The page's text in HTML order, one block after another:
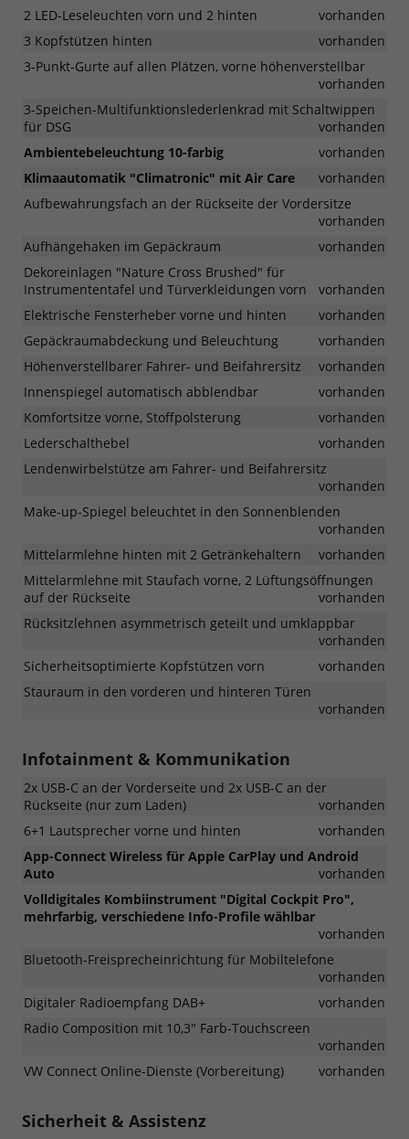
2 LED-Leseleuchten vorn und 2 hinten
vorhanden
3 Kopfstützen hinten
vorhanden
3-Punkt-Gurte auf allen Plätzen, vorne höhenverstellbar
vorhanden
3-Speichen-Multifunktionslederlenkrad mit Schaltwippen
für DSG
vorhanden
Ambientebeleuchtung 10-farbig
vorhanden
Klimaautomatik "Climatronic" mit Air Care
vorhanden
Aufbewahrungsfach an der Rückseite der Vordersitze
vorhanden
Aufhängehaken im Gepäckraum
vorhanden
Dekoreinlagen "Nature Cross Brushed" für
Instrumententafel und Türverkleidungen vorn
vorhanden
Elektrische Fensterheber vorne und hinten
vorhanden
Gepäckraumabdeckung und Beleuchtung
vorhanden
Höhenverstellbarer Fahrer- und Beifahrersitz
vorhanden
Innenspiegel automatisch abblendbar
vorhanden
Komfortsitze vorne, Stoffpolsterung
vorhanden
Lederschalthebel
vorhanden
Lendenwirbelstütze am Fahrer- und Beifahrersitz
vorhanden
Make-up-Spiegel beleuchtet in den Sonnenblenden
vorhanden
Mittelarmlehne hinten mit 2 Getränkehaltern
vorhanden
Mittelarmlehne mit Staufach vorne, 2 Lüftungsöffnungen
auf der Rückseite
vorhanden
Rücksitzlehnen asymmetrisch geteilt und umklappbar
vorhanden
Sicherheitsoptimierte Kopfstützen vorn
vorhanden
Stauraum in den vorderen und hinteren Türen
vorhanden
Infotainment & Kommunikation
2x USB-C an der Vorderseite und 2x USB-C an der
Rückseite (nur zum Laden)
vorhanden
6+1 Lautsprecher vorne und hinten
vorhanden
App-Connect Wireless für Apple CarPlay und Android
Auto
vorhanden
Volldigitales Kombiinstrument "Digital Cockpit Pro",
mehrfarbig, verschiedene Info-Profile wählbar
vorhanden
Bluetooth-Freisprecheinrichtung für Mobiltelefone
vorhanden
Digitaler Radioempfang DAB+
vorhanden
Radio Composition mit 10,3" Farb-Touchscreen
vorhanden
VW Connect Online-Dienste (Vorbereitung)
vorhanden
Sicherheit & Assistenz